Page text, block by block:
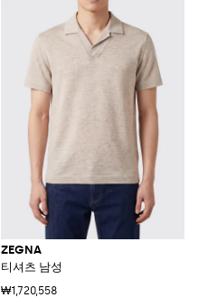
ZEGNA
티셔츠 남성
₩1,720,558